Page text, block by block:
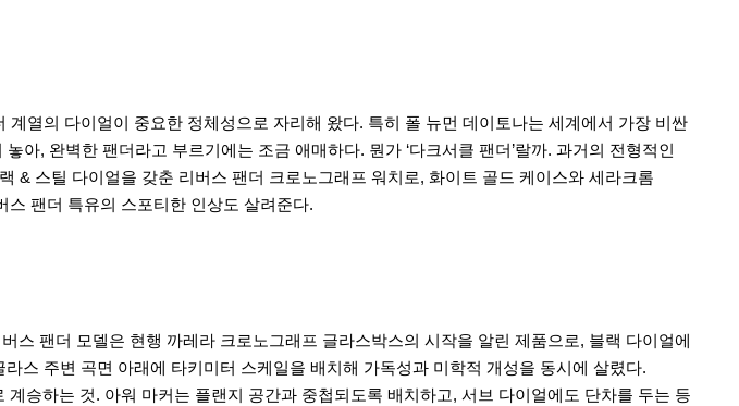
열의 다이얼이 중요한 정체성으로 자리해 왔다. 특히 폴 뉴먼 데이토나는 세계에서 가장 비싼
아, 완벽한 팬더라고 부르기에는 조금 애매하다. 뭔가 ‘다크서클 팬더’랄까. 과거의 전형적인
& 스틸 다이얼을 갖춘 리버스 팬더 크로노그래프 워치로, 화이트 골드 케이스와 세라크롬
팬더 특유의 스포티한 인상도 살려준다.
팬더 모델은 현행 까레라 크로노그래프 글라스박스의 시작을 알린 제품으로, 블랙 다이얼에
스 주변 곡면 아래에 타키미터 스케일을 배치해 가독성과 미학적 개성을 동시에 살렸다.
승하는 것. 아워 마커는 플랜지 공간과 중첩되도록 배치하고, 서브 다이얼에도 단차를 두는 등